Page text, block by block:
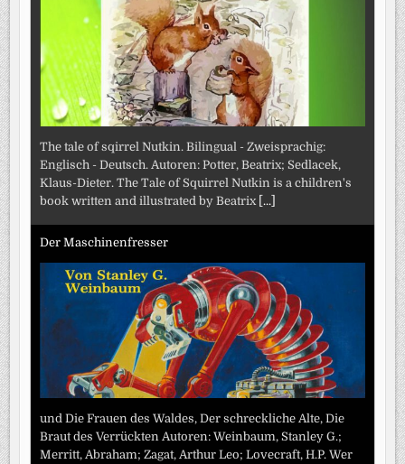
The tale of sqirrel Nutkin. Bilingual - Zweisprachig:
Englisch - Deutsch. Autoren: Potter, Beatrix; Sedlacek,
Klaus-Dieter. The Tale of Squirrel Nutkin is a children's
book written and illustrated by Beatrix [...]
Der Maschinenfresser
und Die Frauen des Waldes, Der schreckliche Alte, Die
Braut des Verrückten Autoren: Weinbaum, Stanley G.;
Merritt, Abraham; Zagat, Arthur Leo; Lovecraft, H.P. Wer